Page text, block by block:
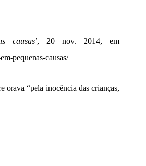
causas’, 20 nov. 2014, em
pequenas-causas/
orava “pela inocência das crianças,